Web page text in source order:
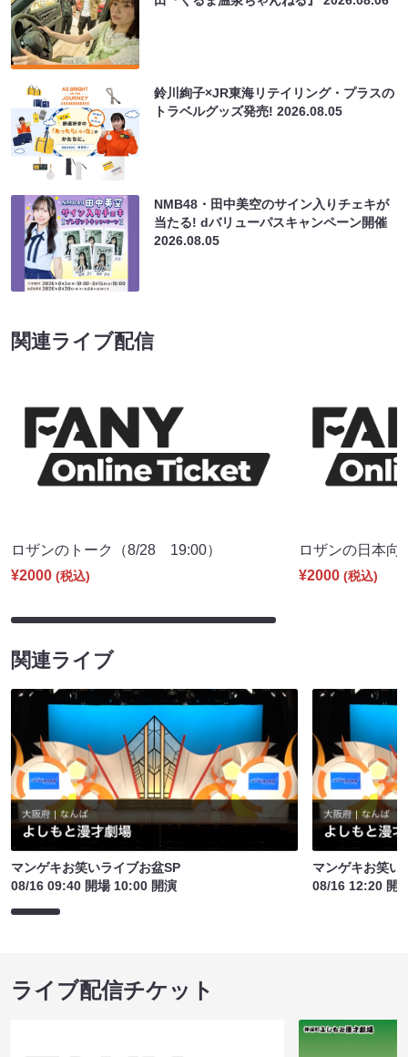
鈴川絢子×JR東海リテイリング・プラスの
トラベルグッズ発売!2026.08.05
NMB48・田中美空のサイン入りチェキが
当たる! dバリューパスキャンペーン開催
2026.08.05
関連ライブ配信
ロザンのトーク（8/28 19:00）
¥2000 (税込)
ロザンの日本
¥2000 (税込)
関連ライブ
マンゲキお笑いライブお盆SP
08/16 09:40 開場 10:00 開演
マンゲキお笑い
08/16 12:20 開
ライブ配信チケット